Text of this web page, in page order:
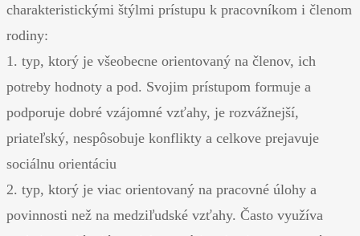
charakteristickými štýlmi prístupu k pracovníkom i členom
rodiny:
1. typ, ktorý je všeobecne orientovaný na členov, ich
potreby hodnoty a pod. Svojim prístupom formuje a
podporuje dobré vzájomné vzťahy, je rozvážnejší,
priateľský, nespôsobuje konflikty a celkove prejavuje
sociálnu orientáciu
2. typ, ktorý je viac orientovaný na pracovné úlohy a
povinnosti než na medziľudské vzťahy. Často využíva